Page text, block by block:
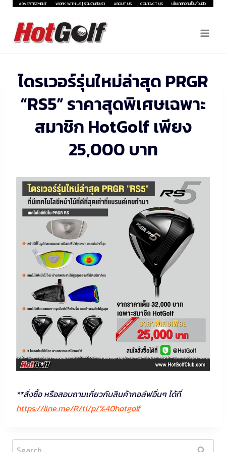
Skip
content
ADVERTISEMENT WORK WITH US | ร่วมงานกับเรา ABOUT US CONTACT US นโยบายความเป็นส่วนตัว
ไดรเวอร์รุ่นใหม่ล่าสุด PRGR
“RS5” ราคาสุดพิเศษเฉพาะ
สมาชิก HotGolf เพียง
25,000 บาท
**สั่งซื้อ หรือสอบถามเกี่ยวกับสินค้ากอล์ฟอื่นๆ ได้ที่
https://line.me/R/ti/p/%40hotgolf
Search